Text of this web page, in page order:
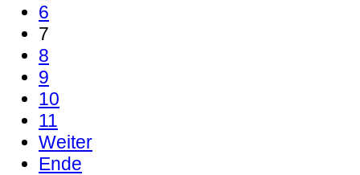
6
7
8
9
10
11
Weiter
Ende